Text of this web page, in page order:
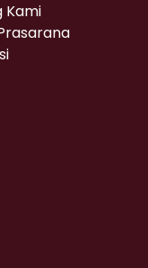
Kami